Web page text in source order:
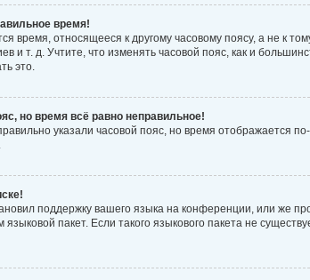
время!
время, относящееся к другому часовому поясу, а не к
и т. д. Учтите, что изменять часовой пояс, как и
это.
но время всё равно неправильное!
указали часовой пояс, но время отображается
поддержку вашего языка на конференции, или же
языковой пакет. Если такого языкового пакета не